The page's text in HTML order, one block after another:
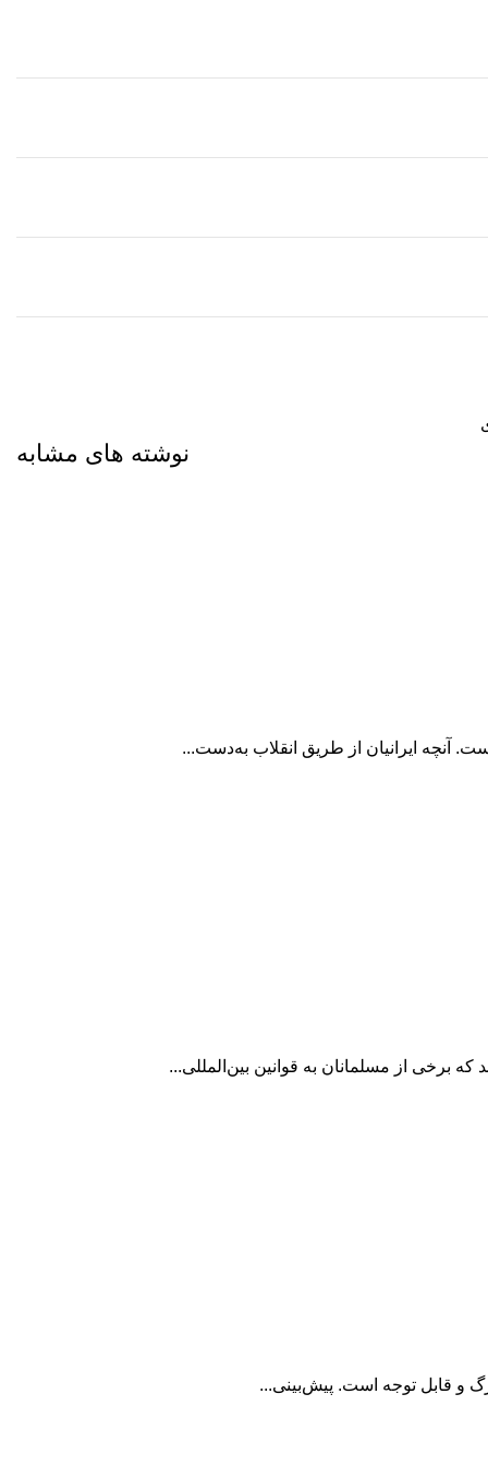
نوشته های مشابه
آنچه ایرانیان از طریق انقلاب به‌دست...
برخی از مسلمانان به قوانین بین‌المللی...
و قابل توجه است. پیش‌بینی...